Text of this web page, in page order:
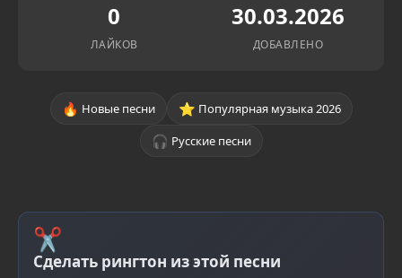
0
ЛАЙКОВ
30.03.2026
ДОБАВЛЕНО
🔥 Новые песни ⭐ Популярная музыка 2026
🎧 Русские песни
✂
Сделать рингтон из этой песни